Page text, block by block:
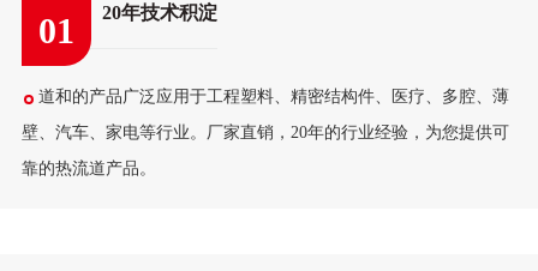
01 20年技术积淀
道和的产品广泛应用于工程塑料、精密结构件、医疗、多腔、薄
壁、汽车、家电等行业。厂家直销，20年的行业经验，为您提供可
靠的热流道产品。